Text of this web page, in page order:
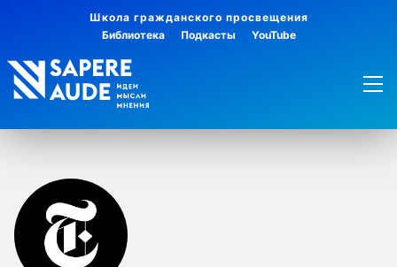
Школа гражданского просвещения
Библиотека
Подкасты YouTube